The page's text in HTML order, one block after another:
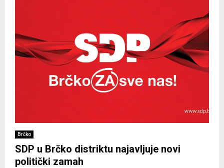
Brčko
SDP u Brčko distriktu najavljuje novi
politički zamah